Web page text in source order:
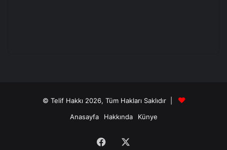
© Telif Hakkı 2026, Tüm Hakları Saklıdır |
Anasayfa
Hakkında Künye
Facebook